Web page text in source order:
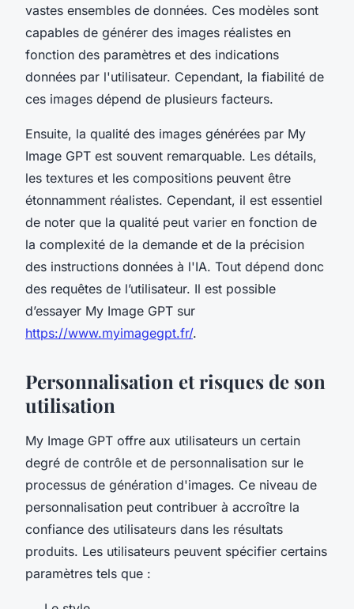
vastes ensembles de données. Ces modèles sont
capables de générer des images réalistes en
fonction des paramètres et des indications
données par l'utilisateur. Cependant, la fiabilité de
ces images dépend de plusieurs facteurs.
Ensuite, la qualité des images générées par My
Image GPT est souvent remarquable. Les détails,
les textures et les compositions peuvent être
étonnamment réalistes. Cependant, il est essentiel
de noter que la qualité peut varier en fonction de
la complexité de la demande et de la précision
des instructions données à l'IA. Tout dépend donc
des requêtes de l’utilisateur. Il est possible
d’essayer My Image GPT sur
https://www.myimagegpt.fr/.
Personnalisation et risques de son
utilisation
My Image GPT offre aux utilisateurs un certain
degré de contrôle et de personnalisation sur le
processus de génération d'images. Ce niveau de
personnalisation peut contribuer à accroître la
confiance des utilisateurs dans les résultats
produits. Les utilisateurs peuvent spécifier certains
paramètres tels que :